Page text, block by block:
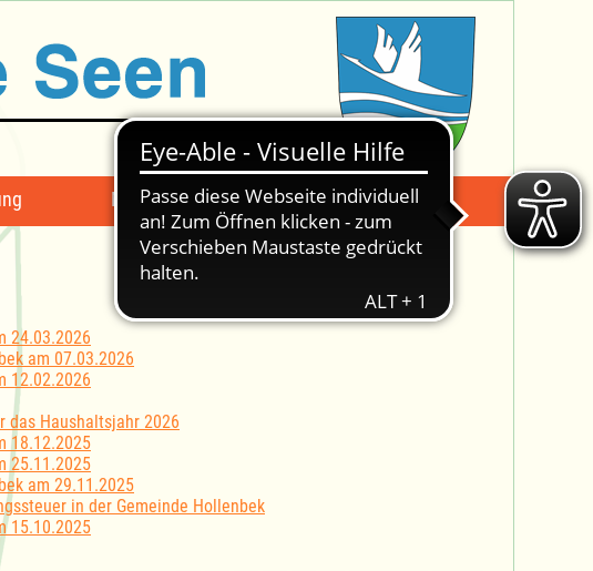
Mängelmeldung Suche -
24.03.2026
am 07.03.2026
12.02.2026
das Haushaltsjahr 2026
18.12.2025
25.11.2025
am 29.11.2025
in der Gemeinde Hollenbek
15.10.2025